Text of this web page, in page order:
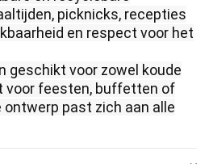
picknicks, recepties
en respect voor het
geschikt voor zowel koude
voor feesten, buffetten of
past zich aan alle